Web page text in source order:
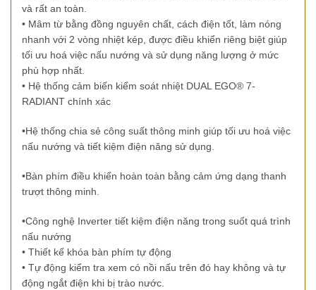
và rất an toàn.
• Mâm từ bằng đồng nguyên chất, cách điện tốt, làm nóng
nhanh với 2 vòng nhiệt kép, được điều khiển riêng biệt giúp
tối ưu hoá việc nấu nướng và sử dụng năng lượng ở mức
phù hợp nhất.
• Hệ thống cảm biến kiểm soát nhiệt DUAL EGO® 7-
RADIANT chính xác
•Hệ thống chia sẻ công suất thông minh giúp tối ưu hoá việc
nấu nướng và tiết kiệm điện năng sử dụng.
•Bàn phím điều khiển hoàn toàn bằng cảm ứng dạng thanh
trượt thông minh.
•Công nghệ Inverter tiết kiệm điện năng trong suốt quá trình
nấu nướng
• Thiết kế khóa bàn phím tự động
• Tự động kiểm tra xem có nồi nấu trên đó hay không và tự
động ngắt điện khi bị trào nước.